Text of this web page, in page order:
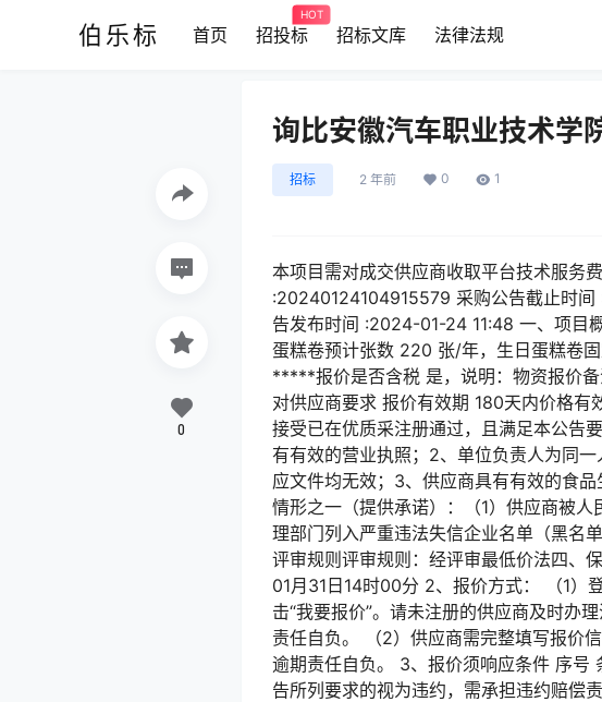
伯乐标 首页 招投标
HOT
招标文库 法律法规
询比安徽汽车职业技术学
招标 2 年前 0 1
本项目需对成交供应商收取平台技术服务
:20240124104915579 采购公告截止时
告发布时间 :2024-01-24 11:48 一、项目
蛋糕卷预计张数 220 张/年，生日蛋糕卷
*****报价是否含税 是，说明：物资报价
对供应商要求 报价有效期 180天内价格
接受已在优质采注册通过，且满足本公告
有有效的营业执照；2、单位负责人为同
应文件均无效；3、供应商具有有效的食
情形之一（提供承诺）：（1）供应商被
理部门列入严重违法失信企业名单（黑名
评审规则评审规则：经评审最低价法四、
01月31日14时00分 2、报价方式： （1
击“我要报价”。请未注册的供应商及时办
责任自负。 （2）供应商需完整填写报价
逾期责任自负。 3、报价须响应条件 序号
告所列要求的视为违约，需承担违约赔偿
0